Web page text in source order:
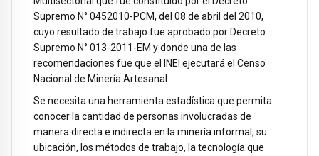
Supremo N° 0452010-PCM, del 08 de abril del 2010,
cuyo resultado de trabajo fue aprobado por Decreto
Supremo N° 013-2011-EM y donde una de las
recomendaciones fue que el INEI ejecutará el Censo
Nacional de Minería Artesanal.
Se necesita una herramienta estadística que permita
conocer la cantidad de personas involucradas de
manera directa e indirecta en la minería informal, su
ubicación, los métodos de trabajo, la tecnología que